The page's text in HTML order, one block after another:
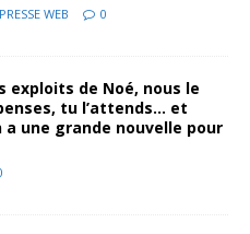
PRESSE WEB 0
exploits de Noé, nous le
tu l’attends… et
a une grande nouvelle pour